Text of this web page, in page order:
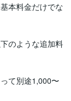
本料金だけでな
のような追加料
て別途1,000〜